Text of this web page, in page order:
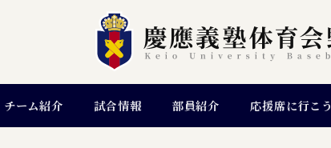
チーム紹介 試合情報 部員紹介 応援席に行こう